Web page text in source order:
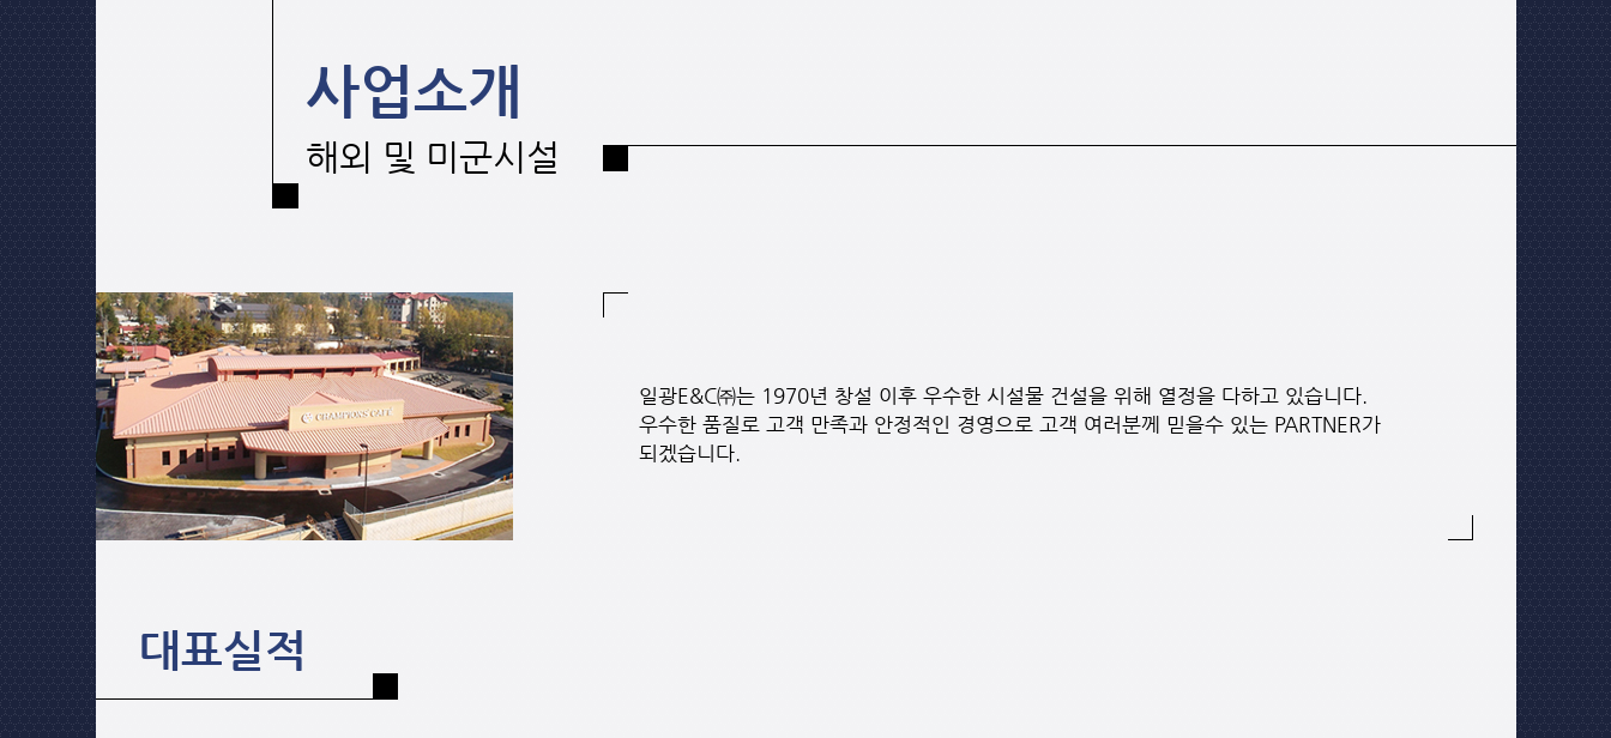
사업소개
해외 및 미군시설
일광E&C㈜는 1970년 창설 이후 우수한 시설물 건설을 위해 열정을 다하고 있습니다.
우수한 품질로 고객 만족과 안정적인 경영으로 고객 여러분께 믿을수 있는 PARTNER가
되겠습니다.
대표실적